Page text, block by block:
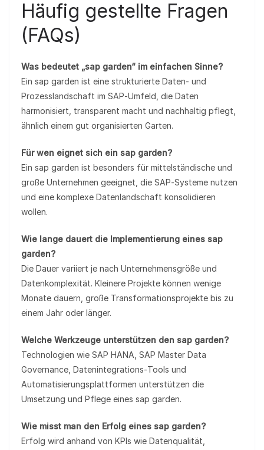
Häufig gestellte Fragen
(FAQs)
Was bedeutet „sap garden“ im einfachen Sinne?
Ein sap garden ist eine strukturierte Daten‑ und
Prozesslandschaft im SAP‑Umfeld, die Daten
harmonisiert, transparent macht und nachhaltig pflegt,
ähnlich einem gut organisierten Garten.
Für wen eignet sich ein sap garden?
Ein sap garden ist besonders für mittelständische und
große Unternehmen geeignet, die SAP‑Systeme nutzen
und eine komplexe Datenlandschaft konsolidieren
wollen.
Wie lange dauert die Implementierung eines sap
garden?
Die Dauer variiert je nach Unternehmensgröße und
Datenkomplexität. Kleinere Projekte können wenige
Monate dauern, große Transformationsprojekte bis zu
einem Jahr oder länger.
Welche Werkzeuge unterstützen den sap garden?
Technologien wie SAP HANA, SAP Master Data
Governance, Datenintegrations‑Tools und
Automatisierungsplattformen unterstützen die
Umsetzung und Pflege eines sap garden.
Wie misst man den Erfolg eines sap garden?
Erfolg wird anhand von KPIs wie Datenqualität,